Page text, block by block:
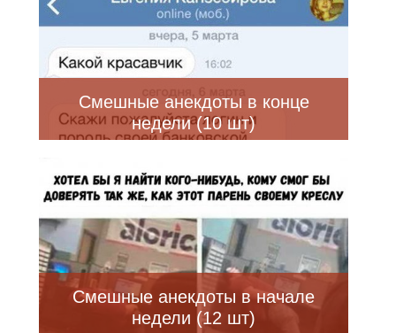
Смешные анекдоты в конце
недели (10 шт)
Смешные анекдоты в начале
недели (12 шт)